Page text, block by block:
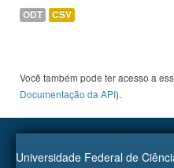
ODT CSV
Você também pode ter acesso a
Documentação da API).
Universidade Federal de